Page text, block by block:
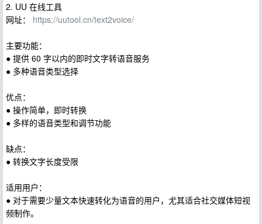
2. UU 在线工具
网址： https://uutool.cn/text2voice/
主要功能：
● 提供 60 字以内的即时文字转语音服务
● 多种语音类型选择
优点：
● 操作简单，即时转换
● 多样的语音类型和调节功能
缺点：
● 转换文字长度受限
适用用户：
● 对于需要少量文本快速转化为语音的用户，尤其适合社交媒体短视
频制作。